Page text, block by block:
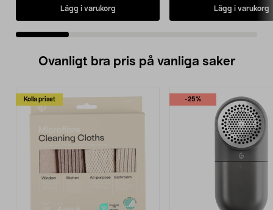
Lägg i varukorg Lägg i varukorg
Ovanligt bra pris på vanliga saker
Kolla priset -25%